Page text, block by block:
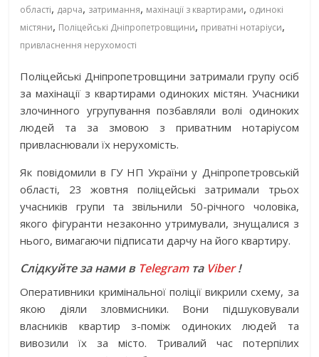
області, дарча, затримання, махінації з квартирами, одинокі
містяни, Поліцейські Дніпропетровщини, приватні нотаріуси,
привласнення нерухомості
Поліцейські Дніпропетровщини затримали групу осіб
за махінації з квартирами одиноких містян. Учасники
злочинного угрупування позбавляли волі одиноких
людей та за змовою з приватним нотаріусом
привласнювали їх нерухомість.
Як повідомили в ГУ НП України у Дніпропетровській
області, 23 жовтня поліцейські затримали трьох
учасників групи та звільнили 50-річного чоловіка,
якого фігуранти незаконно утримували, знущалися з
нього, вимагаючи підписати дарчу на його квартиру.
Слідкуйте за нами в Telegramта Viber!
Оперативники кримінальної поліції викрили схему, за
якою діяли зловмисники. Вони підшуковували
власників квартир з-поміж одиноких людей та
вивозили їх за місто. Тривалий час потерпілих